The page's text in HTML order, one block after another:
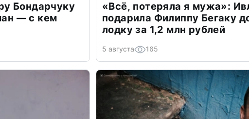
Бондарчуку
— с кем
«Всё, потеряла я мужа»:
подарила Филиппу Бегаку
лодку за 1,2 млн рублей
5 августа 165